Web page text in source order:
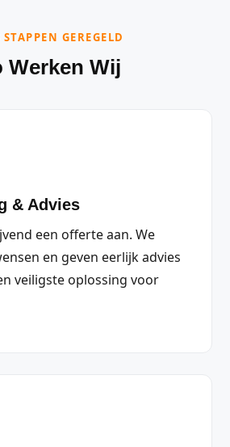
GEREGELD
Werken Wij
& Advies
een offerte aan. We
en geven eerlijk advies
veiligste oplossing voor